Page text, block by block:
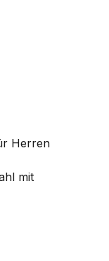
Herren
mit